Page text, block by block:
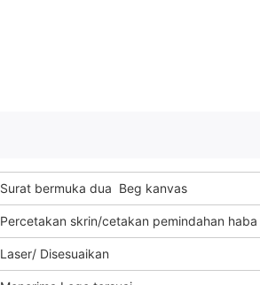
Surat bermuka dua Beg kanvas
Percetakan skrin/cetakan pemindahan haba
Laser/ Disesuaikan